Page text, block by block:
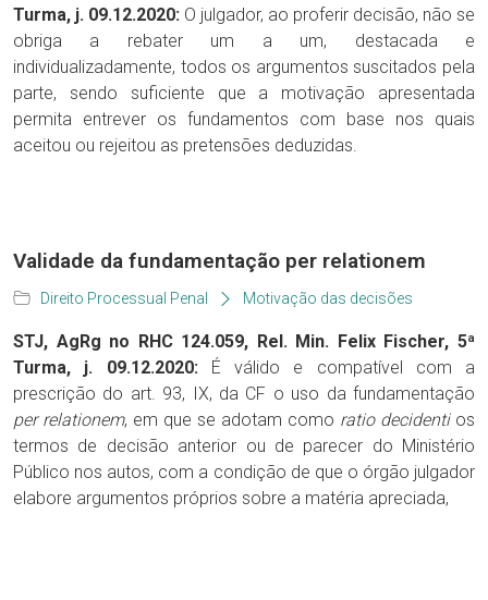
Turma, j. 09.12.2020: O julgador, ao proferir decisão, não se
obriga a rebater um a um, destacada e
individualizadamente, todos os argumentos suscitados pela
parte, sendo suficiente que a motivação apresentada
permita entrever os fundamentos com base nos quais
aceitou ou rejeitou as pretensões deduzidas.
Validade da fundamentação per relationem
Direito Processual Penal Motivação das decisões
STJ, AgRg no RHC 124.059, Rel. Min. Felix Fischer, 5ª
Turma, j. 09.12.2020: É válido e compatível com a
prescrição do art. 93, IX, da CF o uso da fundamentação
per relationem, em que se adotam como ratio decidentios
termos de decisão anterior ou de parecer do Ministério
Público nos autos, com a condição de que o órgão julgador
elabore argumentos próprios sobre a matéria apreciada,